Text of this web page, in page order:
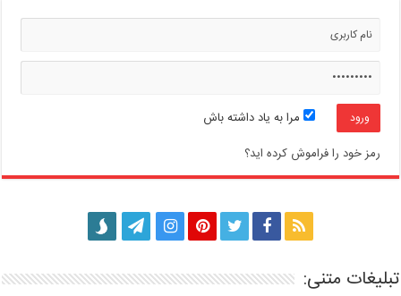
مرا به یاد داشته باش
رمز خود را فراموش کرده اید؟
تبلیغات متنی: